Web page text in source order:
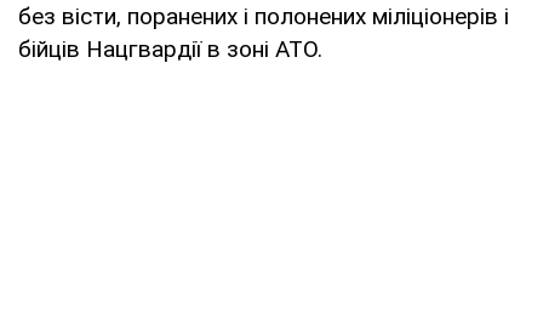
без вісти, поранених і полонених міліціонерів і
бійців Нацгвардії в зоні АТО.